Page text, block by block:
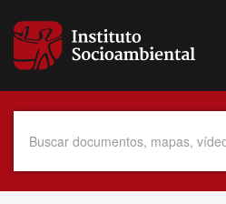
para
conteúdo